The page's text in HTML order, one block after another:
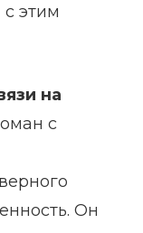
этим
на
с
Он